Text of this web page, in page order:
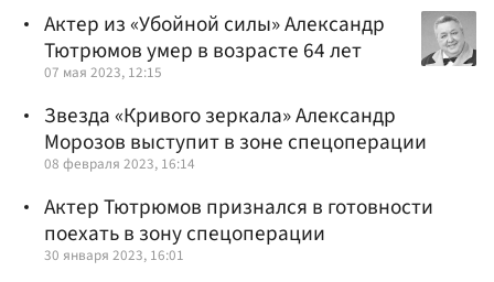
Актер из «Убойной силы» Александр
Тютрюмов умер в возрасте 64 лет
07 мая 2023, 12:15
Звезда «Кривого зеркала» Александр
Морозов выступит в зоне спецоперации
08 февраля 2023, 16:14
Актер Тютрюмов признался в готовности
поехать в зону спецоперации
30 января 2023, 16:01